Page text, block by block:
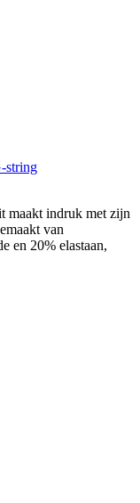
string
indruk met zijn
van
en 20% elastaan,